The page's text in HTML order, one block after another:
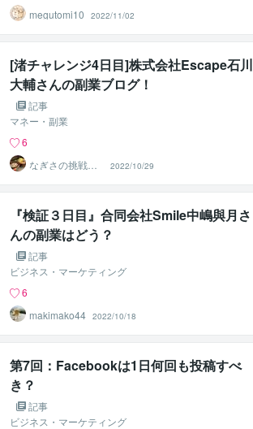
megutomi10
2022/11/02
[渚チャレンジ4日目]株式会社Escape石川
大輔さんの副業ブログ！
記事
マネー・副業
6
なぎさの挑戦＠
株式会社Escape
2022/10/29
『検証３日目』合同会社Smile中嶋與月さ
んの副業はどう？
記事
ビジネス・マーケティング
6
makimako44 2022/10/18
第7回：Facebookは1日何回も投稿すべ
き？
記事
ビジネス・マーケティング